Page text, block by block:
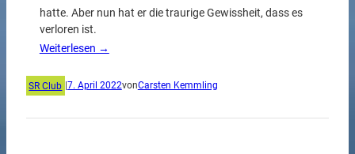
hatte. Aber nun hat er die traurige Gewissheit, dass es
verloren ist.
Weiterlesen →
SR Club 7. April 2022vonCarsten Kemmling